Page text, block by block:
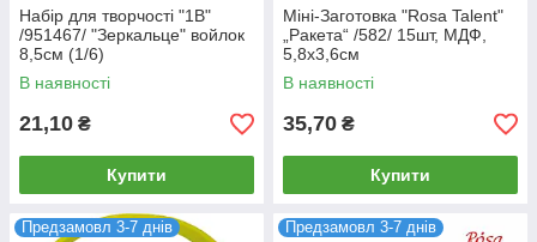
Набір для творчості "1В"
/951467/ "Зеркальце" войлок
8,5см (1/6)
В наявності
21,10 ₴
Купити
Міні-Заготовка "Rosa Talent"
„Ракета“ /582/ 15шт, МДФ,
5,8х3,6см
В наявності
35,70 ₴
Купити
Предзамовл 3-7 днів Предзамовл 3-7 днів